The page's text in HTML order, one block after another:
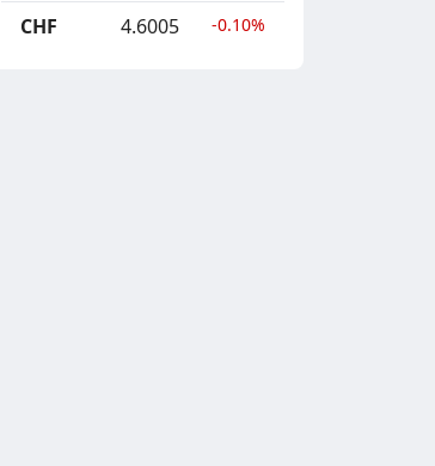
CHF 4.6005 -0.10%